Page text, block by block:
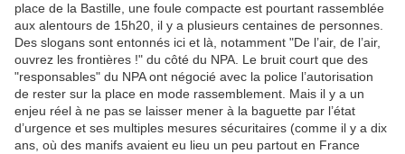
place de la Bastille, une foule compacte est pourtant rassemblée
aux alentours de 15h20, il y a plusieurs centaines de personnes.
Des slogans sont entonnés ici et là, notamment "De l’air, de l’air,
ouvrez les frontières !" du côté du NPA. Le bruit court que des
"responsables" du NPA ont négocié avec la police l’autorisation
de rester sur la place en mode rassemblement. Mais il y a un
enjeu réel à ne pas se laisser mener à la baguette par l’état
d’urgence et ses multiples mesures sécuritaires (comme il y a dix
ans, où des manifs avaient eu lieu un peu partout en France